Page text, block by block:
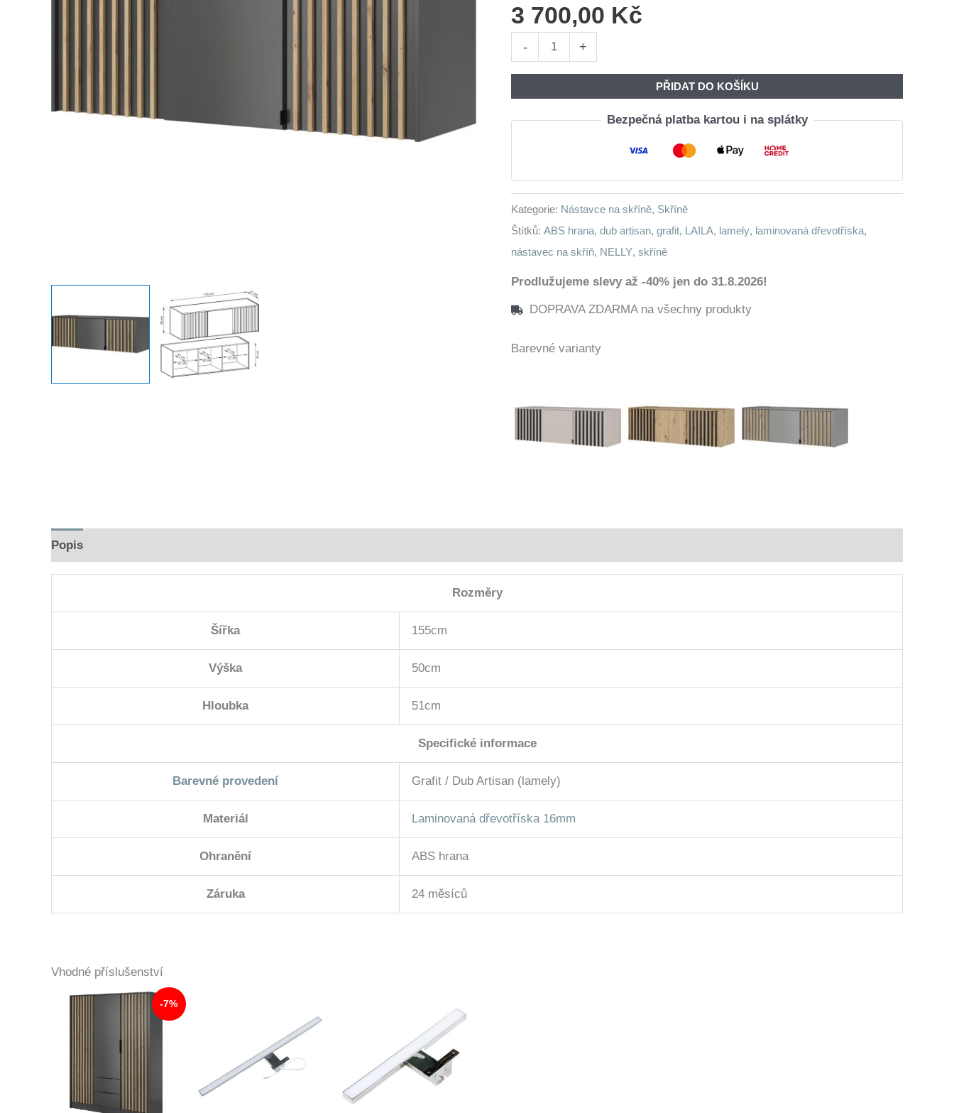
3 700,00 Kč
-
Nástavec
na
dub
artisan
množství
+
PŘIDAT DO KOŠÍKU
Bezpečná platba kartou i na splátky
Kategorie: Nástavce na skříně, Skříně
Štítků: ABS hrana, dub artisan, grafit, LAILA, lamely, laminovaná dřevotříska,
nástavec na skříň, NELLY, skříně
Prodlužujeme slevy až -40% jen do 31.8.2026!
DOPRAVA ZDARMA na všechny produkty
Barevné varianty
Popis
Rozměry
Šířka 155cm
Výška 50cm
Hloubka 51cm
Specifické informace
Barevné provedení Grafit / Dub Artisan (lamely)
Materiál Laminovaná dřevotříska 16mm
Ohranění ABS hrana
Záruka 24 měsíců
Vhodné příslušenství
-7%